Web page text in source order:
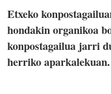
Etxeko
hondakin organikoa
konpostagailua jarri
herriko aparkalekuan.